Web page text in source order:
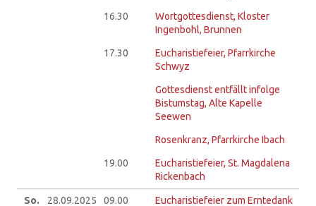
16.30
Wortgottesdienst, Kloster
Ingenbohl, Brunnen
17.30
Eucharistiefeier, Pfarrkirche
Schwyz
Gottesdienst entfällt infolge
Bistumstag, Alte Kapelle
Seewen
Rosenkranz, Pfarrkirche Ibach
19.00
Eucharistiefeier, St. Magdalena
Rickenbach
So. 28.09.2025 09.00
Eucharistiefeier zum Erntedank